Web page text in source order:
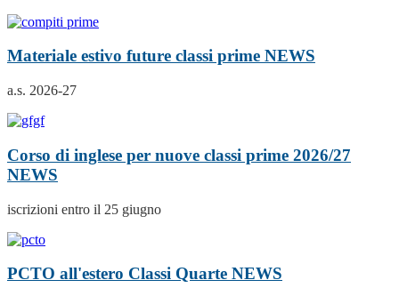
Materiale estivo future classi prime NEWS
a.s. 2026-27
Corso di inglese per nuove classi prime 2026/27
NEWS
iscrizioni entro il 25 giugno
PCTO all'estero Classi Quarte NEWS